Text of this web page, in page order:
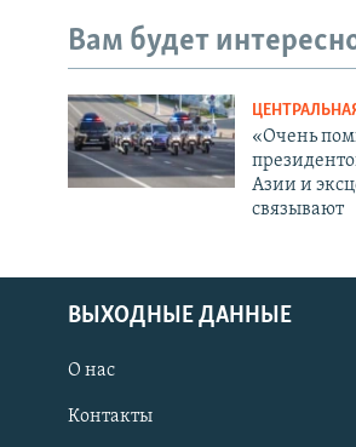
Вам будет
«Очень
Азии и
связывают
ВЫХОДНЫЕ ДАННЫЕ
О нас
Контакты